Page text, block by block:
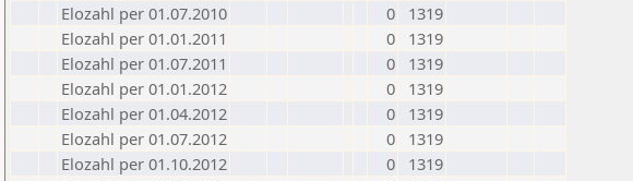
Elozahl per 01.07.2010
0
1319
Elozahl per 01.01.2011
0
1319
Elozahl per 01.07.2011
0
1319
Elozahl per 01.01.2012
0
1319
Elozahl per 01.04.2012
0
1319
Elozahl per 01.07.2012
0
1319
Elozahl per 01.10.2012
0
1319